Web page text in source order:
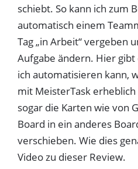
schiebt. So kann ich zum
automatisch einem
Tag „in Arbeit“ vergeben
Aufgabe ändern. Hier
ich automatisieren kann,
mit MeisterTask
sogar die Karten wie von
Board in ein anderes
verschieben. Wie dies
Video zu dieser Review.